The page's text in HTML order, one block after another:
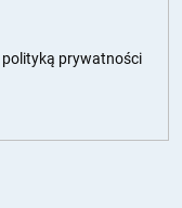
polityką prywatności